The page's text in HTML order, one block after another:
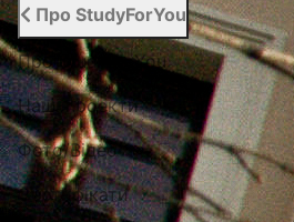
Про StudyForYou
Про StudyForYou
Наші проекти
Фото/Відео
Сертифікати